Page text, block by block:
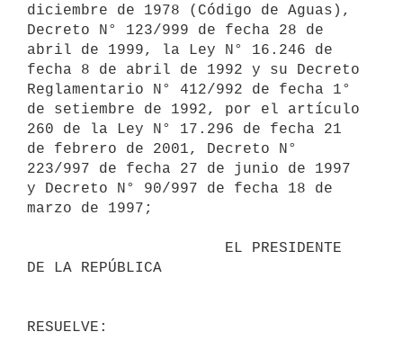
diciembre de 1978 (Código de Aguas),
Decreto N° 123/999 de fecha 28 de
abril de 1999, la Ley N° 16.246 de
fecha 8 de abril de 1992 y su Decreto
Reglamentario N° 412/992 de fecha 1°
de setiembre de 1992, por el artículo
260 de la Ley N° 17.296 de fecha 21
de febrero de 2001, Decreto N°
223/997 de fecha 27 de junio de 1997
y Decreto N° 90/997 de fecha 18 de
marzo de 1997;
DE LA REPÚBLICA